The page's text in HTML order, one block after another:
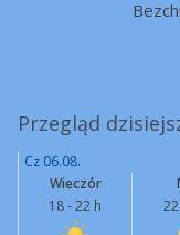
Przegląd
Cz 06.08.
Wieczór
18 - 22 h